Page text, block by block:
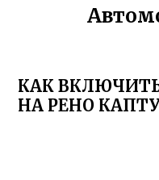
КАК
НА РЕНО